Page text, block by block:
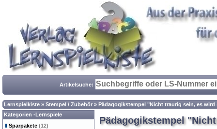
Artikelsuche:
Lernspielkiste » Stempel / Zubehör » Pädagogikstempel "Nicht traurig sein, es
Pädagogikstempel
Kategorien -Lernspiele
Sparpakete (12)